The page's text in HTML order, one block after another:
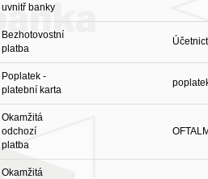
uvnitř banky
Bezhotovostní
platba
Poplatek -
platební karta
Okamžitá
odchozí
platba
Okamžitá